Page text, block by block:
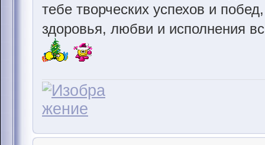
тебе творческих успехов и
здоровья, любви и исполнения